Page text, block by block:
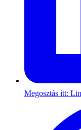
Megosztás itt: